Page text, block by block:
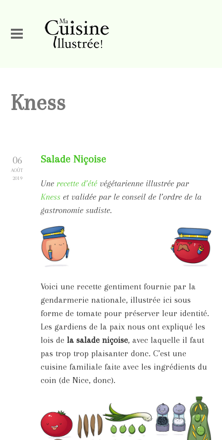
Kness
06
AOÛT
2019
Salade Niçoise
Une recette d’été végétarienne illustrée par
Kness et validée par le conseil de l’ordre de la
gastronomie sudiste.
Voici une recette gentiment fournie par la
gendarmerie nationale, illustrée ici sous
forme de tomate pour préserver leur identité.
Les gardiens de la paix nous ont expliqué les
lois dela salade niçoise, avec laquelle il faut
pas trop trop plaisanter donc. C’est une
cuisine familiale faite avec les ingrédients du
coin (de Nice, donc).